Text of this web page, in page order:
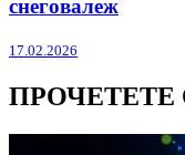
снеговалеж
17.02.2026